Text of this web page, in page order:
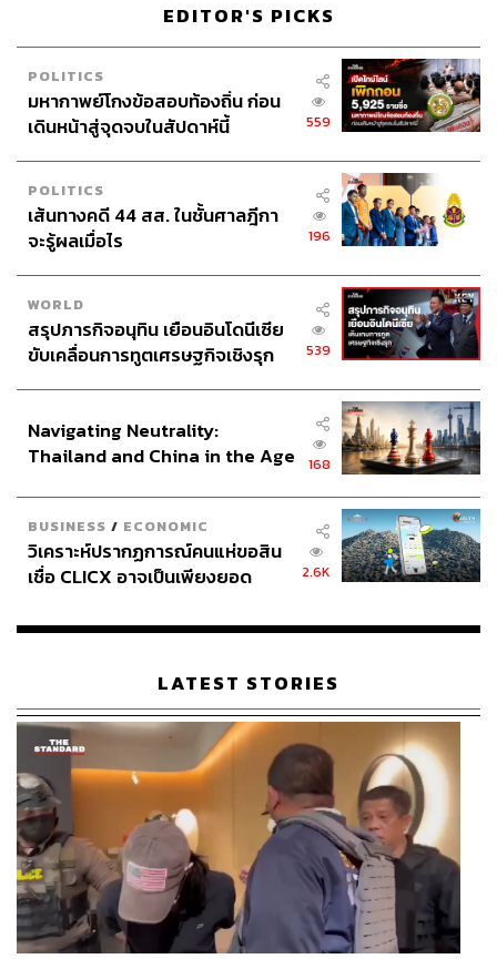
EDITOR'S PICKS
POLITICS
มหากาพย์โกงข้อสอบท้องถิ่น ก่อน
เดินหน้าสู่จุดจบในสัปดาห์นี้
559
POLITICS
เส้นทางคดี 44 สส. ในชั้นศาลฎีกา
จะรู้ผลเมื่อไร
196
WORLD
สรุปภารกิจอนุทิน เยือนอินโดนีเซีย
ขับเคลื่อนการทูตเศรษฐกิจเชิงรุก
539
Navigating Neutrality:
Thailand and China in the Age
168
BUSINESS / ECONOMIC
วิเคราะห์ปรากฏการณ์คนแห่ขอสิน
เชื่อ CLICX อาจเป็นเพียงยอด
เรือนไทยที่ถูกซุกไว้
2.6K
LATEST STORIES